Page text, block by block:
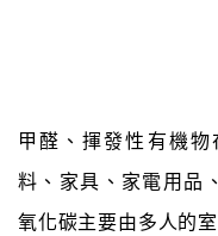
甲醛 、揮發性有機
料、家具、家電用品
氧化碳主要由多人的